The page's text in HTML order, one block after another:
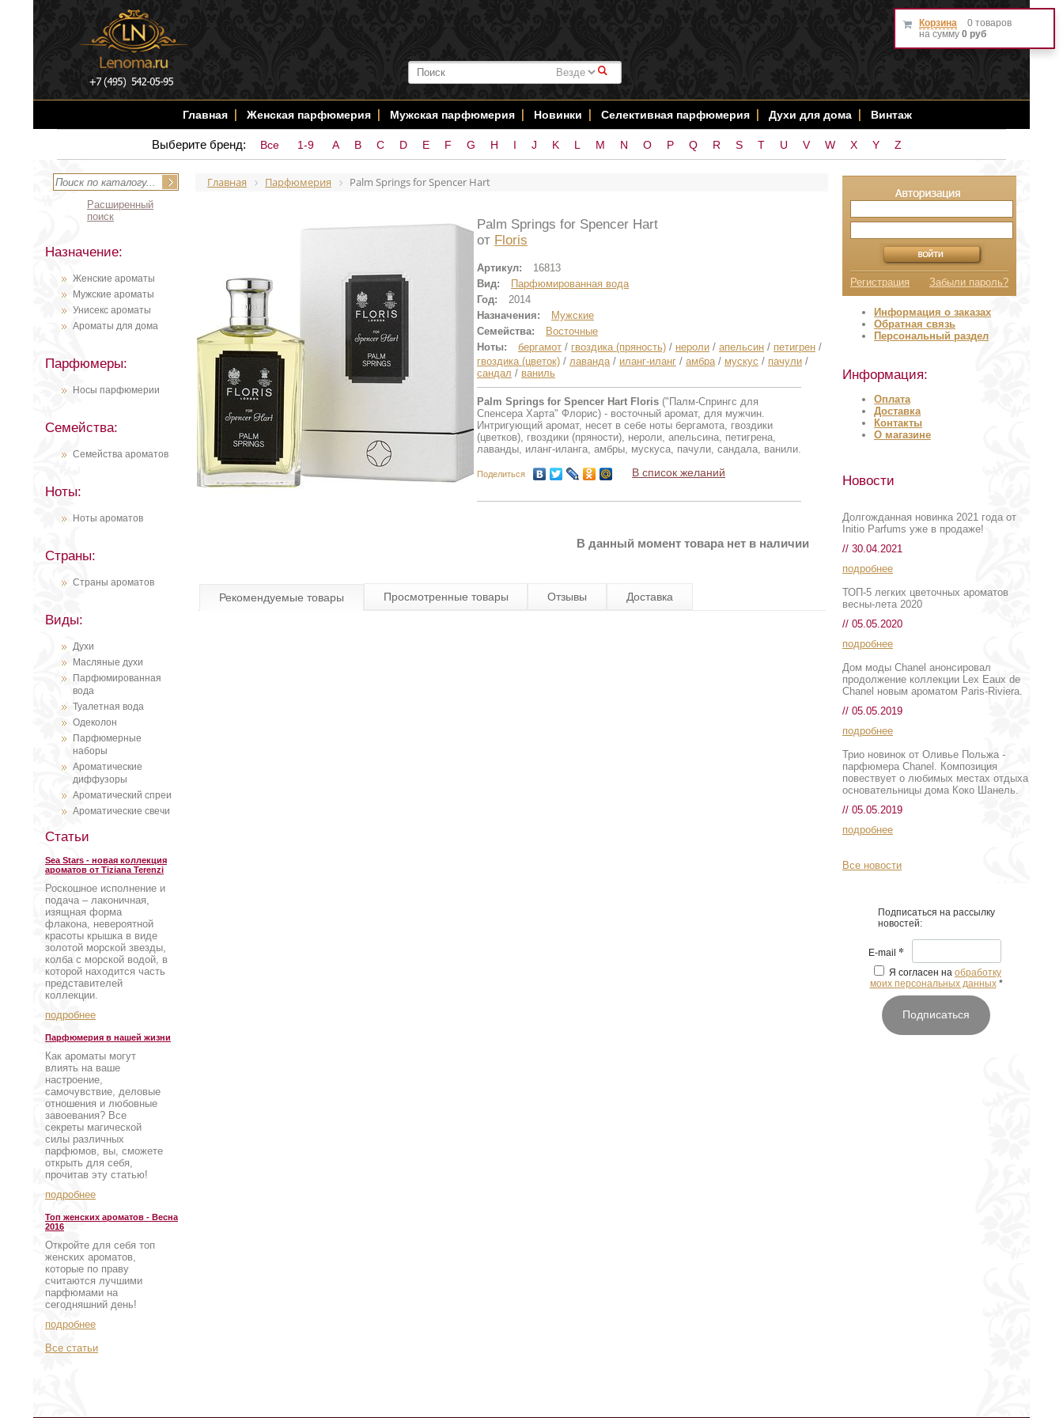
#
Главная Женская парфюмерия Мужская парфюмерия Новинки Селективная парфюмерия Духи для дома Винтаж
Выберите бренд: Все 1-9 A B C D E F G H I J K L M N O P Q R S T U V W X Y Z
Расширенный
поиск
Назначение:
Женские ароматы
Мужские ароматы
Унисекс ароматы
Ароматы для дома
Парфюмеры:
Носы парфюмерии
Семейства:
Семейства ароматов
Ноты:
Ноты ароматов
Страны:
Страны ароматов
Виды:
Духи
Масляные духи
Парфюмированная
вода
Туалетная вода
Одеколон
Парфюмерные
наборы
Ароматические
диффузоры
Ароматический спреи
Ароматические свечи
Статьи
Sea Stars - новая коллекция
ароматов от Tiziana Terenzi
Роскошное исполнение и
подача – лаконичная,
изящная форма
флакона, невероятной
красоты крышка в виде
золотой морской звезды,
колба с морской водой, в
которой находится часть
представителей
коллекции.
подробнее
Парфюмерия в нашей жизни
Как ароматы могут
влиять на ваше
настроение,
самочувствие, деловые
отношения и любовные
завоевания? Все
секреты магической
силы различных
парфюмов, вы, сможете
открыть для себя,
прочитав эту статью!
подробнее
Топ женских ароматов - Весна
2016
Откройте для себя топ
женских ароматов,
которые по праву
считаются лучшими
парфюмами на
сегодняшний день!
подробнее
Все статьи
Главная Парфюмерия Palm Springs for Spencer Hart
Palm Springs for Spencer Hart
от Floris
Артикул:
16813
Вид:
Парфюмированная вода
Год:
2014
Назначения:
Мужские
Семейства:
Восточные
Ноты:
бергамот / гвоздика (пряность) / нероли / апельсин / петигрен /
гвоздика (цветок) / лаванда/ иланг-иланг / амбра/ мускус / пачули /
сандал / ваниль
Palm Springs for Spencer Hart Floris ("Палм-Спрингс для
Спенсера Харта" Флорис) - восточный аромат, для мужчин.
Интригующий аромат, несет в себе ноты бергамота, гвоздики
(цветков), гвоздики (пряности), нероли, апельсина, петигрена,
лаванды, иланг-иланга, амбры, мускуса, пачули, сандала, ванили.
Поделиться В список желаний
В данный момент товара нет в наличии
Рекомендуемые товары Просмотренные товары Отзывы Доставка
Корзина
0 товаров
на сумму 0 руб
Регистрация Забыли пароль?
Информация о заказах
Обратная связь
Персональный раздел
Информация:
Оплата
Доставка
Контакты
О магазине
Новости
Долгожданная новинка 2021 года от
Initio Parfums уже в продаже!
// 30.04.2021
подробнее
ТОП-5 легких цветочных ароматов
весны-лета 2020
// 05.05.2020
подробнее
Дом моды Chanel анонсировал
продолжение коллекции Lex Eaux de
Chanel новым ароматом Paris-Riviera.
// 05.05.2019
подробнее
Трио новинок от Оливье Польжа -
парфюмера Chanel. Композиция
повествует о любимых местах отдыха
основательницы дома Коко Шанель.
// 05.05.2019
подробнее
Все новости
Подписаться на рассылку
новостей:
E-mail *
Я согласен на обработку
моих персональных данных *
Подписаться